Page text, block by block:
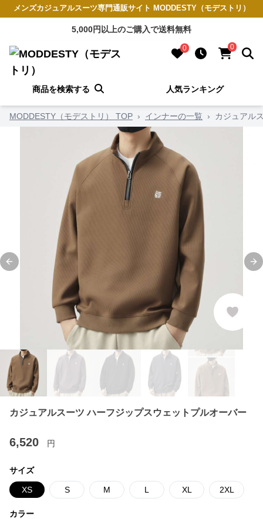
メンズカジュアルスーツ専門通販サイト MODDESTY（モデストリ）
5,000円以上のご購入で送料無料
0 0
商品を検索する 人気ランキング
MODDESTY（モデストリ） TOP › インナーの一覧 › カジュアル
Previous slide
カジュアルスーツ ハーフジップスウェットプルオーバー
6,520 円
サイズ
XS S M L XL 2XL
カラー